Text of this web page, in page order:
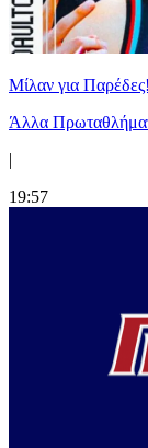
Μίλαν για Παρέδες!
Άλλα
|
19:57